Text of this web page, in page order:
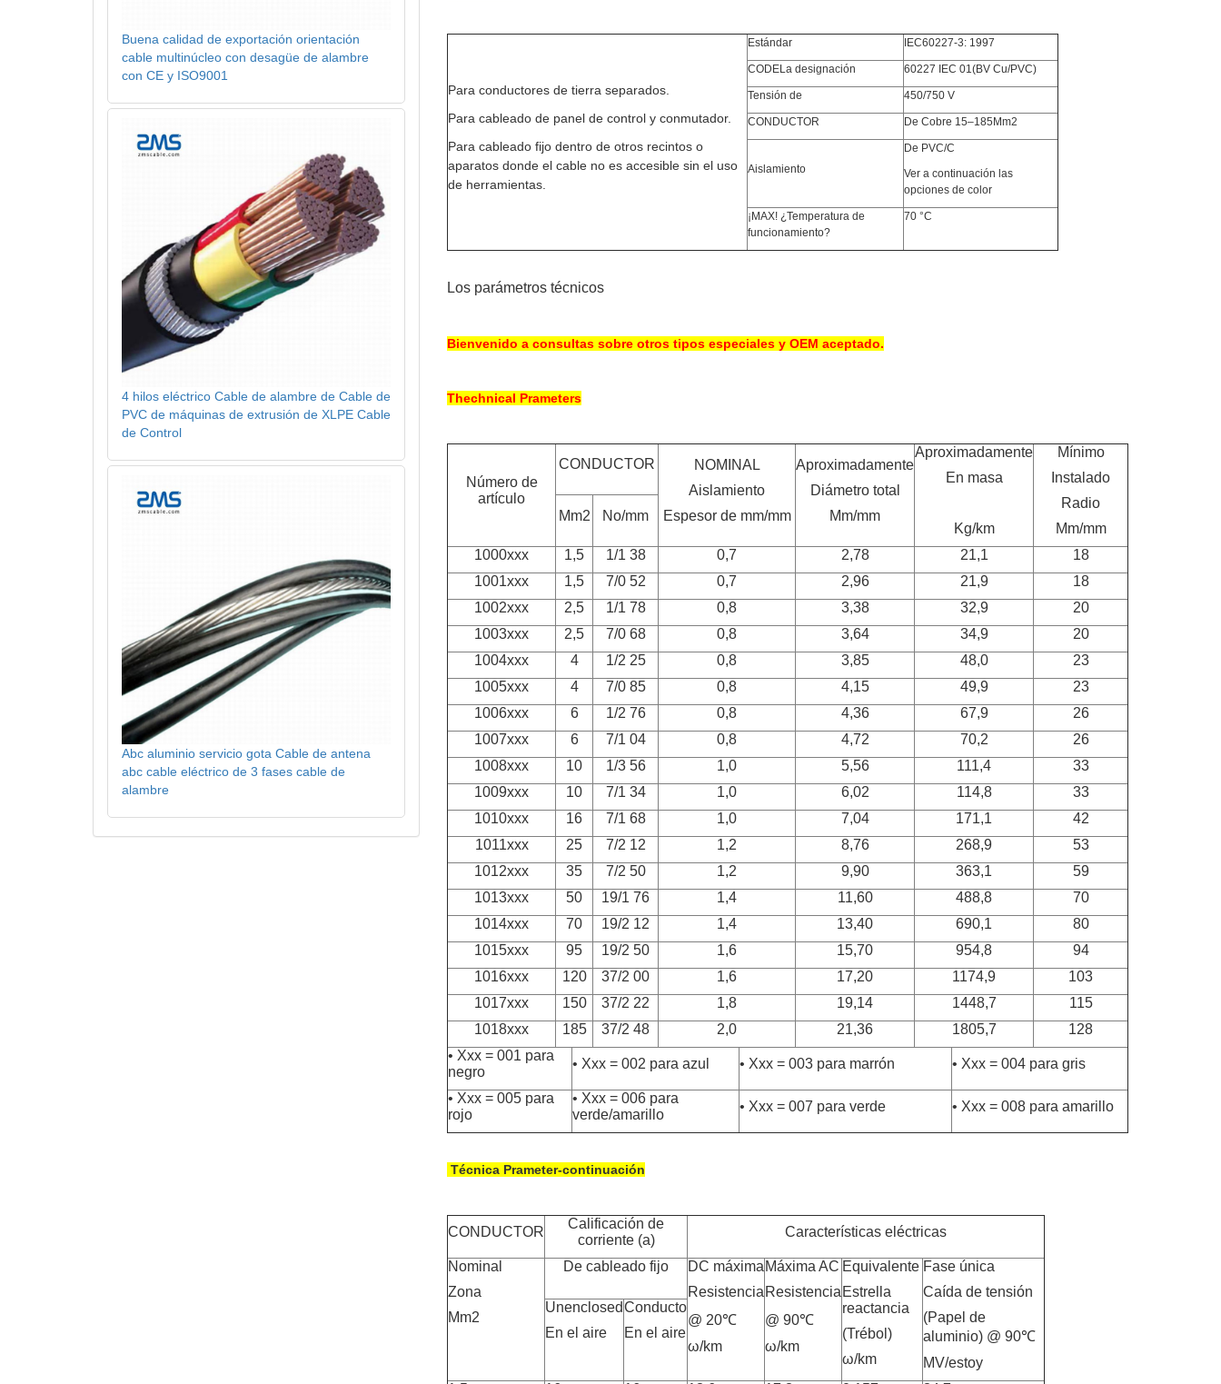
Para conductores de tierra separados.
Para cableado de panel de control y conmutador.
Para cableado fijo dentro de otros recintos o
aparatos donde el cable no es accesible sin el uso
de herramientas.
Estándar IEC60227-3: 1997
CODELa designación 60227 IEC 01(BV Cu/PVC)
Tensión de 450/750 V
CONDUCTOR De Cobre 15–185 Mm2
Aislamiento
De PVC/C
Ver a continuación las
opciones de color
¡MAX! ¿Temperatura de
funcionamiento?
70 °C
Los parámetros técnicos
Bienvenido a consultas sobre otros tipos especiales y OEM aceptado.
Thechnical Prameters
Número de
artículo
CONDUCTOR
NOMINAL
Aislamiento
Espesor de mm/mm
Aproximadamente
Diámetro total
Mm/mm
Aproximadamente
En masa
Kg/km
Mínimo
Instalado
Radio
Mm/mm
Mm2 No/mm
1000xxx 1,5 1/1 38 0,7 2,78 21,1
18
1001xxx
1,5 7/0 52 0,7 2,96 21,9
18
1002xxx
2,5 1/1 78 0,8 3,38 32,9
20
1003xxx
2,5 7/0 68 0,8 3,64 34,9
20
1004xxx
4 1/2 25 0,8 3,85 48,0
23
1005xxx
4 7/0 85 0,8 4,15 49,9
23
1006xxx
6 1/2 76 0,8 4,36 67,9
26
1007xxx
6 7/1 04 0,8 4,72 70,2
26
1008xxx
10 1/3 56 1,0 5,56 111,4
33
1009xxx
10 7/1 34 1,0 6,02 114,8
33
1010xxx
16 7/1 68 1,0 7,04 171,1
42
1011xxx
25 7/2 12 1,2 8,76 268,9
53
1012xxx
35 7/2 50 1,2 9,90 363,1
59
1013xxx
50 19/1 76 1,4 11,60 488,8
70
1014xxx
70 19/2 12 1,4 13,40 690,1
80
1015xxx
95 19/2 50 1,6 15,70 954,8
94
1016xxx
120 37/2 00 1,6 17,20 1174,9
103
1017xxx
150 37/2 22 1,8 19,14 1448,7
115
1018xxx
185 37/2 48 2,0 21,36 1805,7
128
• Xxx = 001 para
negro
• Xxx = 002 para azul • Xxx = 003 para marrón • Xxx = 004 para gris
• Xxx = 005 para
rojo
• Xxx = 006 para
verde/amarillo
• Xxx = 007 para verde • Xxx = 008 para amarillo
Técnica Prameter-continuación
CONDUCTOR
Calificación de
corriente (a)
Características eléctricas
Nominal
Zona
Mm2
De cableado fijo
DC máxima
Resistencia
@ 20℃
ω/km
Máxima AC
Resistencia
@ 90℃
ω/km
Equivalente
Estrella
reactancia
(Trébol)
ω/km
Fase única
Caída de tensión
(Papel de
aluminio) @ 90℃
MV/estoy
Unenclosed
En el aire
Conducto
En el aire
Buena calidad de exportación orientación
cable multinúcleo con desagüe de alambre
con CE y ISO9001
4 hilos eléctrico Cable de alambre de Cable de
PVC de máquinas de extrusión de XLPE Cable
de Control
Abc aluminio servicio gota Cable de antena
abc cable eléctrico de 3 fases cable de
alambre